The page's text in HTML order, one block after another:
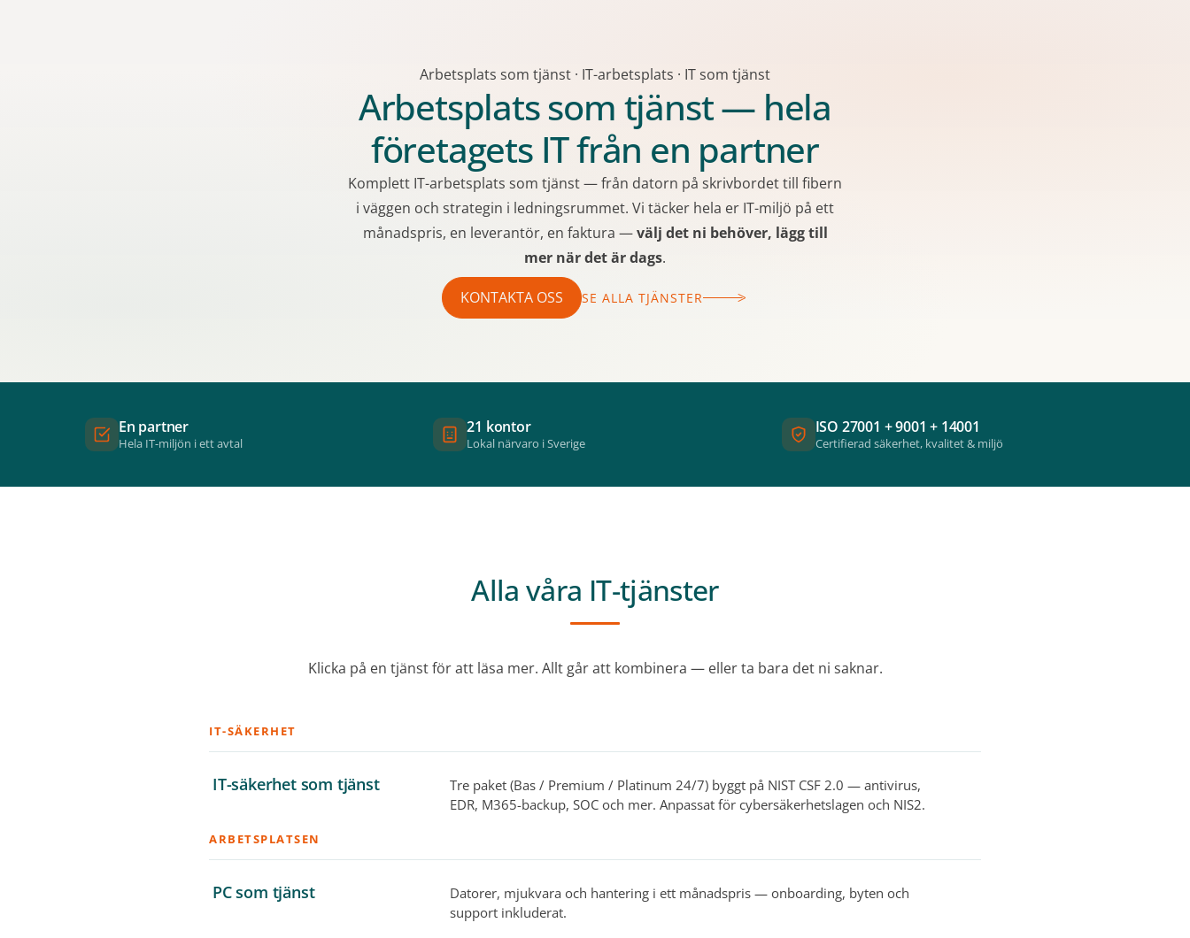
Arbetsplats som tjänst · IT-arbetsplats · IT som tjänst
Arbetsplats som tjänst — hela
företagets IT från en partner
Komplett IT-arbetsplats som tjänst — från datorn på skrivbordet till fibern
i väggen och strategin i ledningsrummet. Vi täcker hela er IT-miljö på ett
månadspris, en leverantör, en faktura —välj det ni behöver, lägg till
mer när det är dags.
KONTAKTA OSS SE ALLA TJÄNSTER
En partner
Hela IT-miljön i ett avtal
21 kontor
Lokal närvaro i Sverige
ISO 27001 + 9001 + 14001
Certifierad säkerhet, kvalitet & miljö
Alla våra IT-tjänster
Klicka på en tjänst för att läsa mer. Allt går att kombinera — eller ta bara det ni saknar.
IT-SÄKERHET
IT-säkerhet som tjänst
Tre paket (Bas / Premium / Platinum 24/7) byggt på NIST CSF 2.0 — antivirus,
EDR, M365-backup, SOC och mer. Anpassat för cybersäkerhetslagen och NIS2.
ARBETSPLATSEN
PC som tjänst
Datorer, mjukvara och hantering i ett månadspris — onboarding, byten och
support inkluderat.